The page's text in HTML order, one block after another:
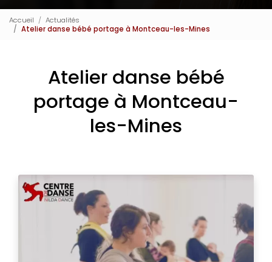
Accueil
Actualités
Atelier danse bébé portage à Montceau-les-Mines
Atelier danse bébé
portage à Montceau-
les-Mines